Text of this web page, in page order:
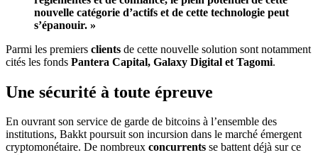
nouvelle catégorie d’actifs et de cette technologie peut
s’épanouir. »
Parmi les premiers clients de cette nouvelle solution sont notamment
cités les fonds Pantera Capital, Galaxy Digital et Tagomi.
Une sécurité à toute épreuve
En ouvrant son service de garde de bitcoins à l’ensemble des
institutions, Bakkt poursuit son incursion dans le marché émergent
cryptomonétaire. De nombreux concurrents se battent déjà sur ce